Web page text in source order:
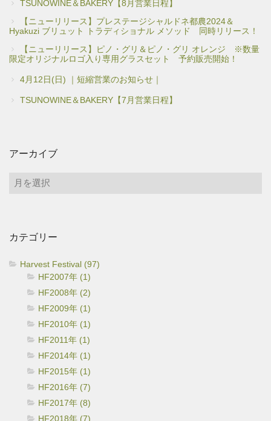
TSUNOWINE＆BAKERY【8月営業日程】
【ニューリリース】プレステージシャルドネ都農2024＆
Hyakuzi ブリュット トラディショナル メソッド 同時リリース！
【ニューリリース】ピノ・グリ＆ピノ・グリ オレンジ ※数量
限定オリジナルロゴ入り専用グラスセット 予約販売開始！
4月12日(日) ｜短縮営業のお知らせ｜
TSUNOWINE＆BAKERY【7月営業日程】
アーカイブ
ア
ブ
カテゴリー
Harvest Festival (97)
HF2007年 (1)
HF2008年 (2)
HF2009年 (1)
HF2010年 (1)
HF2011年 (1)
HF2014年 (1)
HF2015年 (1)
HF2016年 (7)
HF2017年 (8)
HF2018年 (7)